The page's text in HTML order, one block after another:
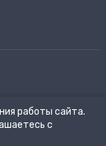
работы сайта.
с